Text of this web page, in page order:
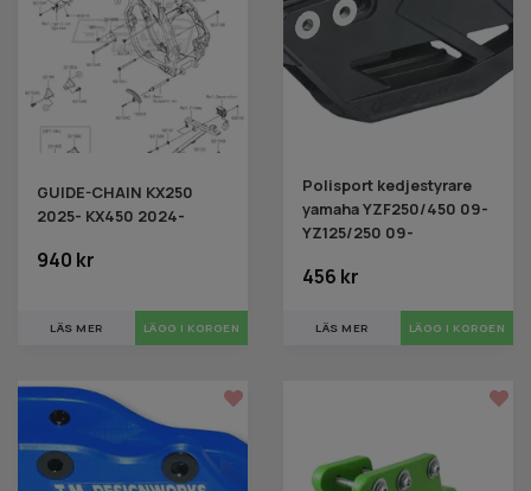
GUIDE-CHAIN KX250
2025- KX450 2024-
940 kr
LÄS MER
Polisport kedjestyrare
yamaha YZF250/450 09-
YZ125/250 09-
456 kr
LÄS MER